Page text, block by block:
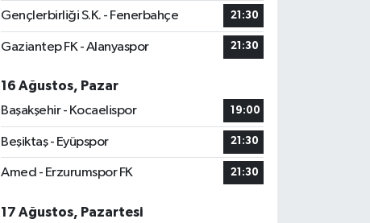
Gençlerbirliği S.K. - Fenerbahçe 21:30
Gaziantep FK - Alanyaspor 21:30
16 Ağustos, Pazar
Başakşehir - Kocaelispor
19:00
Beşiktaş - Eyüpspor 21:30
Amed - Erzurumspor FK 21:30
17 Ağustos, Pazartesi